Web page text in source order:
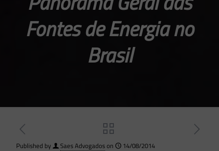
Fontes de Energia no
Brasil
Published by Saes Advogadoson
14/08/2014